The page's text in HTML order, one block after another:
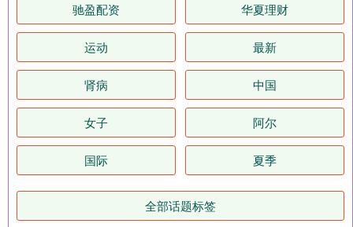
驰盈配资 华夏理财
运动 最新
肾病 中国
女子 阿尔
国际 夏季
全部话题标签